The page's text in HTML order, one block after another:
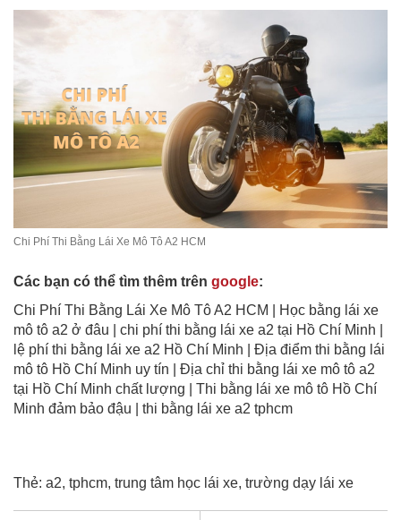
Chi Phí Thi Bằng Lái Xe Mô Tô A2 HCM
Các bạn có thể tìm thêm trên google:
Chi Phí Thi Bằng Lái Xe Mô Tô A2 HCM | Học bằng lái xe
mô tô a2 ở đâu | chi phí thi bằng lái xe a2 tại Hồ Chí Minh |
lệ phí thi bằng lái xe a2 Hồ Chí Minh | Địa điểm thi bằng lái
mô tô Hồ Chí Minh uy tín | Địa chỉ thi bằng lái xe mô tô a2
tại Hồ Chí Minh chất lượng | Thi bằng lái xe mô tô Hồ Chí
Minh đảm bảo đậu | thi bằng lái xe a2 tphcm
Thẻ: a2, tphcm, trung tâm học lái xe, trường dạy lái xe